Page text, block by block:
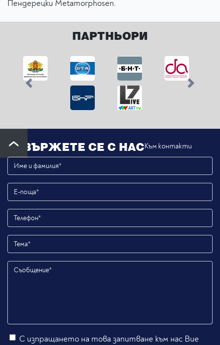
Пендерецки Metamorphosen.
ПАРТНЬОРИ
Previous Next
СВЪРЖЕТЕ СЕ С НАСКъм контакти
С изпращането на това запитване към нас Вие